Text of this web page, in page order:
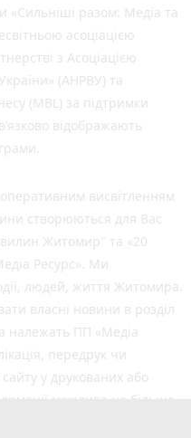
«Сильніші разом: Медіа та
асоціацією
з Асоціацією
(АНРВУ) та
(MBL) за підтримки
відображають
висвітленням
створюються для Вас
Житомир" та «20
Ресурс». Ми
людей, життя Житомира.
власні новини в розділ
належать ПП «Медіа
передрук чи
у друкованих або
можлива не більше